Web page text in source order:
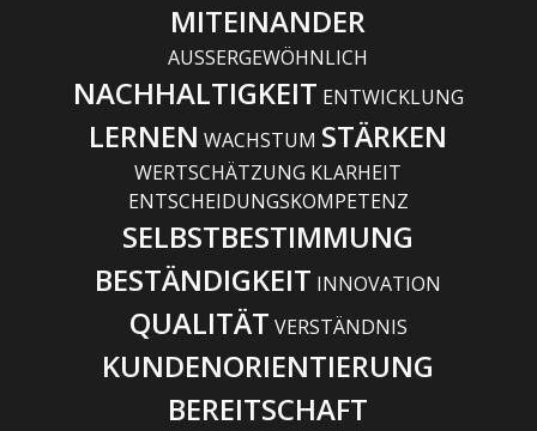
MITEINANDER
AUSSERGEWÖHNLICH
NACHHALTIGKEIT ENTWICKLUNG
LERNEN WACHSTUM STÄRKEN
WERTSCHÄTZUNG KLARHEIT
ENTSCHEIDUNGSKOMPETENZ
SELBSTBESTIMMUNG
BESTÄNDIGKEIT INNOVATION
QUALITÄT VERSTÄNDNIS
KUNDENORIENTIERUNG
BEREITSCHAFT